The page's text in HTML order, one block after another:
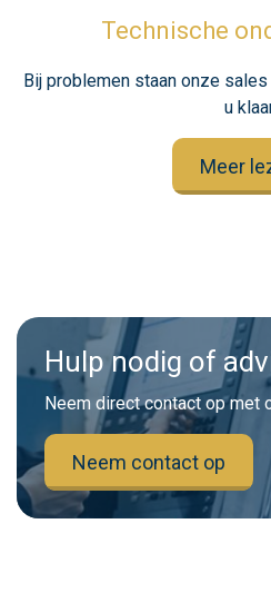
Technische
Bij problemen staan onze
u
Meer
Hulp nodig of
Neem direct contact op met
Neem contact op